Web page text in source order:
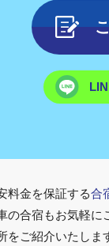
料金を保証する合
の合宿もお気軽
ご紹介いたしま